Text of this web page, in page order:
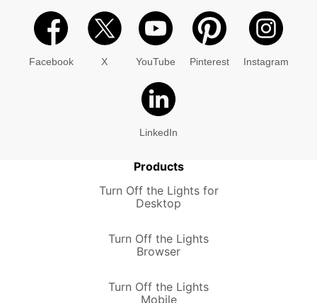
Facebook X YouTube Pinterest Instagram
LinkedIn
Products
Turn Off the Lights for
Desktop
Turn Off the Lights
Browser
Turn Off the Lights
Mobile